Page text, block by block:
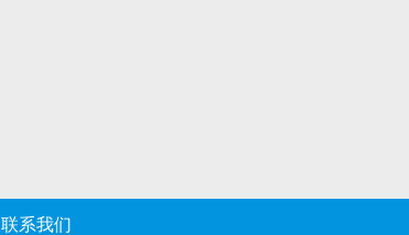
联系我们